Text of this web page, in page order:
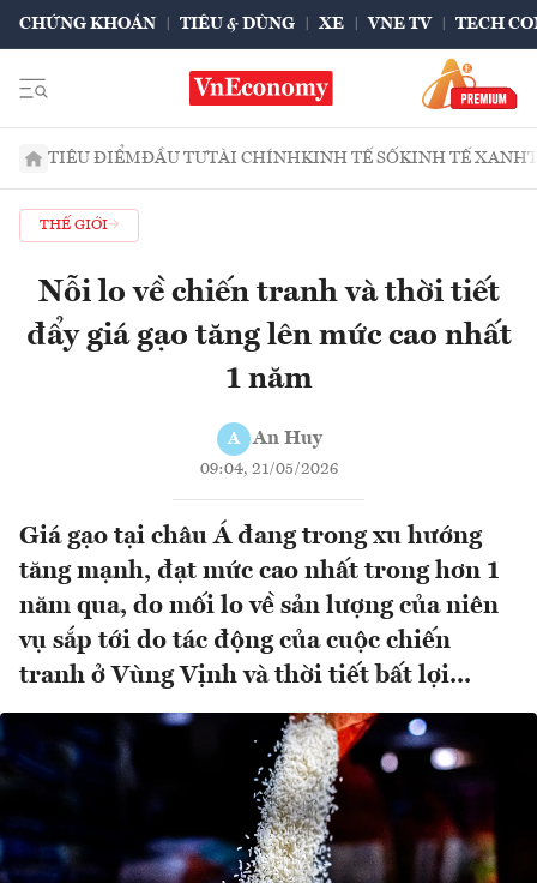
CHỨNG KHOÁN TIÊU & DÙNG XE VNE TV TECH
TIÊU ĐIỂMĐẦU TƯTÀI CHÍNHKINH TẾ SỐKINH TẾ XANH
THẾ GIỚI
Nỗi lo về chiến tranh và thời tiết
đẩy giá gạo tăng lên mức cao nhất
1 năm
A An Huy
09:04, 21/05/2026
Giá gạo tại châu Á đang trong xu hướng
tăng mạnh, đạt mức cao nhất trong hơn 1
năm qua, do mối lo về sản lượng của niên
vụ sắp tới do tác động của cuộc chiến
tranh ở Vùng Vịnh và thời tiết bất lợi...